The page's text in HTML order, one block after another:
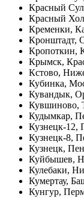
Красный
Красный
Кременки,
Кронштадт,
Кропоткин,
Крымск,
Кстово,
Кубинка,
Кувандык,
Кувшиново,
Кудымкар,
Кузнецк-12,
Кузнецк-8,
Кузнецк,
Куйбышев,
Кулебаки,
Кумертау,
Кунгур,